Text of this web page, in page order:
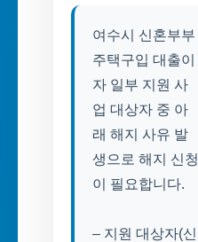
여수시 신혼부부
주택구입 대출이
자 일부 지원 사
업 대상자 중 아
래 해지 사유 발
생으로 해지 신청
이 필요합니다.
– 지원 대상자(신